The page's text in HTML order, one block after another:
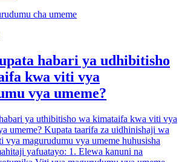
habari ya udhibitisho
kwa viti vya
vya umeme?
ya uthibitisho wa kimataifa kwa viti vya
umeme? Kupata taarifa za uidhinishaji wa
vya magurudumu vya umeme huhusisha
yafuatayo: 1. Elewa kanuni na